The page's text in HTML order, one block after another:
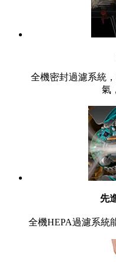
全機密封過濾系統
氣
先
全機HEPA過濾系統